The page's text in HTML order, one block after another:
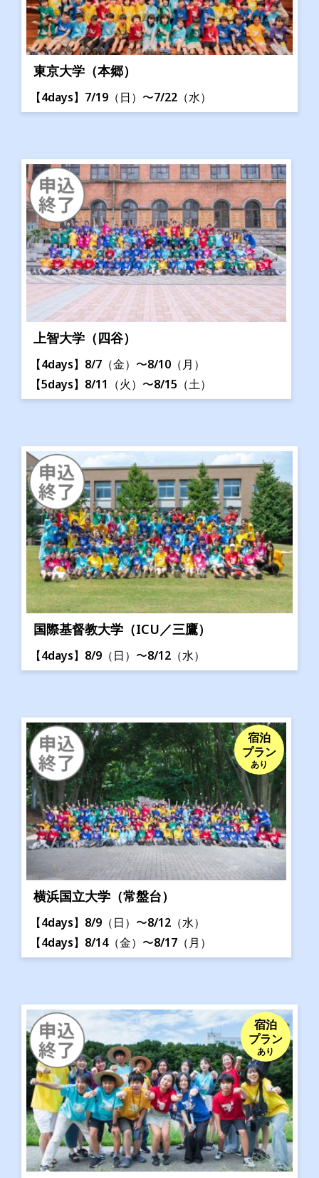
東京大学（本郷）
【4days】7/19（日）〜7/22（水）
上智大学（四谷）
【4days】8/7（金）〜8/10（月）
【5days】8/11（火）〜8/15（土）
国際基督教大学（ICU／三鷹）
【4days】8/9（日）〜8/12（水）
横浜国立大学（常盤台）
宿泊
プラン
あり
【4days】8/9（日）〜8/12（水）
【4days】8/14（金）〜8/17（月）
宿泊
プラン
あり